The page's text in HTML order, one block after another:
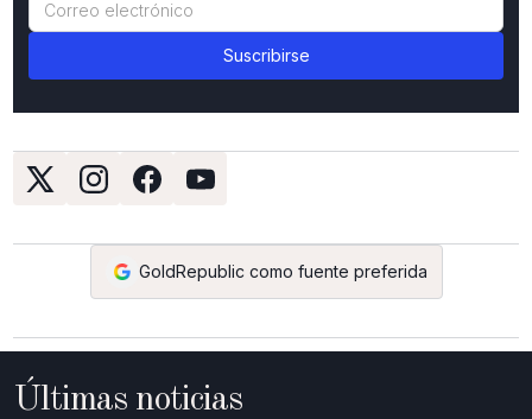
GoldRepublic como fuente preferida
Últimas noticias